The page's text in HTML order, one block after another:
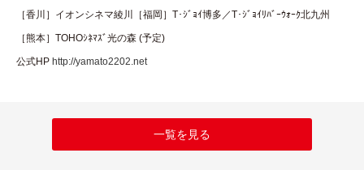
［香川］イオンシネマ綾川［福岡］T･ｼﾞｮｲ博多／T･ｼﾞｮｲﾘﾊﾞｰｳｫｰｸ北九州
［熊本］TOHOｼﾈﾏｽﾞ光の森 (予定)
公式HP http://yamato2202.net
一覧を見る